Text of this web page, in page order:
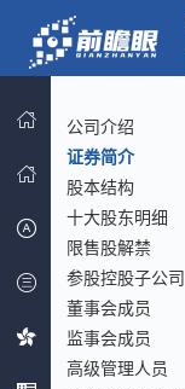
公司介绍
证券简介
股本结构
十大股东明细
限售股解禁
参股控股子公司
董事会成员
监事会成员
高级管理人员